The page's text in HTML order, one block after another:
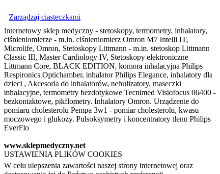
Zarządzaj ciasteczkami
Internetowy sklep medyczny - stetoskopy, termometry, inhalatory,
ciśnieniomierze - m.in. ciśnieniomierz Omron M7 Intelli IT,
Microlife, Omron, Stetoskopy Littmann - m.in. stetoskop Littmann
Classic III, Master Cardiology IV, Stetoskopy elektroniczne
Littmann Core, BLACK EDITION, komora inhalacyjna Philips
Respironics Optichamber, inhalator Philips Elegance, inhalatory dla
dzieci , Akcesoria do inhalatorów, nebulizatory, maseczki
inhalacyjne, termometry bezdotykowe Tecnimed Visiofocus 06400 -
bezkontaktowe, pikflometry. Inhalatory Omron. Urządzenie do
pomiaru cholesterolu Pempa 3w1 - pomiar cholesterolu, kwasu
moczowego i glukozy. Pulsoksymetry i koncentratory tlenu Philips
EverFlo
www.sklepmedyczny.net
USTAWIENIA PLIKÓW COOKIES
W celu ulepszenia zawartości naszej strony internetowej oraz